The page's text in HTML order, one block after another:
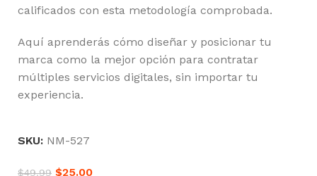
calificados con esta metodología comprobada.
Aquí aprenderás cómo diseñar y posicionar tu
marca como la mejor opción para contratar
múltiples servicios digitales, sin importar tu
experiencia.
SKU: NM-527
$49.99 $25.00